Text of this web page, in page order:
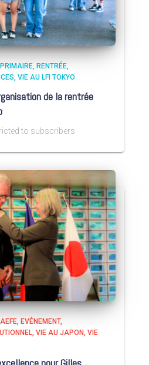
PRIMAIRE RENTRÉE
VIE AU LFI TOKYO
de la rentrée
to subscribers
AEFE EVÉNEMENT
VIE AU JAPON VIE